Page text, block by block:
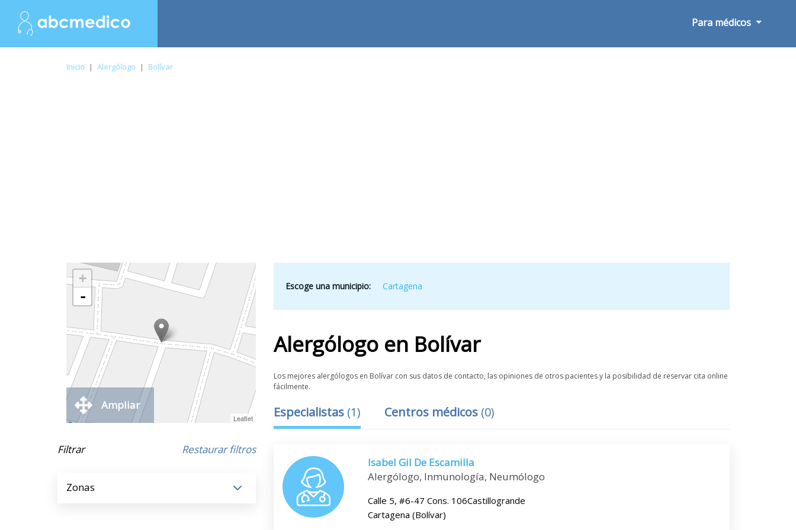
Para médicos
Inicio | Alergólogo | Bolívar
+
-
Leaflet
Ampliar
Filtrar Restaurar filtros
Zonas
Escoge una municipio: Cartagena
Alergólogo en Bolívar
Los mejores alergólogos en Bolívar con sus datos de contacto, las opiniones de otros pacientes y la posibilidad de reservar cita online
fácilmente.
Especialistas (1) Centros médicos (0)
Isabel Gil De Escamilla
Alergólogo, Inmunología, Neumólogo
Calle 5, #6-47 Cons. 106Castillogrande
Cartagena (Bolívar)